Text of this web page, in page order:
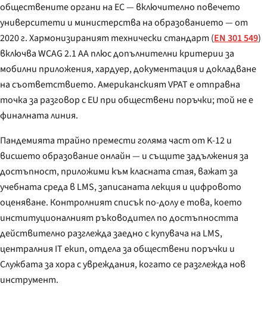
обществените органи на ЕС — включително повечето
университети и министерства на образованието — от
2020 г. Хармонизираният технически стандарт (EN 301 549)
включва WCAG 2.1 AA плюс допълнителни критерии за
мобилни приложения, хардуер, документация и докладване
на съответствието. Американският VPAT е отправна
точка за разговор с EU при обществени поръчки; той не е
финалната линия.
Пандемията трайно премести голяма част от K-12 и
висшето образование онлайн — и същите задължения за
достъпност, приложими към класната стая, важат за
учебната среда в LMS, записаната лекция и цифровото
оценяване. Контролният списък по-долу е това, което
институционалният ръководител по достъпността
действително разглежда заедно с купувача на LMS,
централния IT екип, отдела за обществени поръчки и
Службата за хора с увреждания, когато се разглежда нов
инструмент.